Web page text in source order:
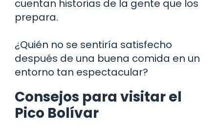
cuentan historias de la gente que los
prepara.
¿Quién no se sentiría satisfecho
después de una buena comida en un
entorno tan espectacular?
Consejos para visitar el
Pico Bolívar